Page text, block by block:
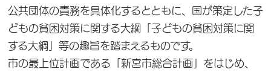
公共団体の責務を具体化するとともに、国が策定した子
どもの貧困対策に関する大綱「子どもの貧困対策に関
する大綱」等の趣旨を踏まえるものです。
市の最上位計画である「新宮市総合計画」をはじめ、